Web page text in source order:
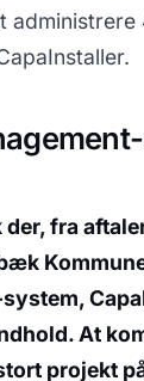
administrere
der, fra
At
projekt